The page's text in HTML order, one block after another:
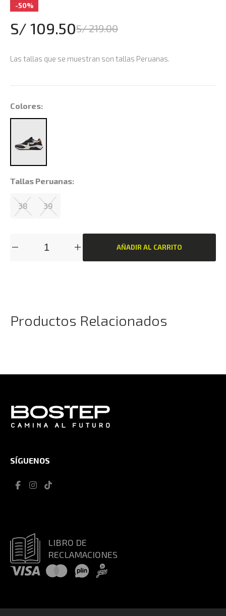
-50%
S/ 109.50S/ 219.00
Las tallas que se muestran son tallas Peruanas.
Colores:
Tallas Peruanas:
38 39
AÑADIR AL CARRITO
Productos Relacionados
SÍGUENOS
LIBRO DE
RECLAMACIONES